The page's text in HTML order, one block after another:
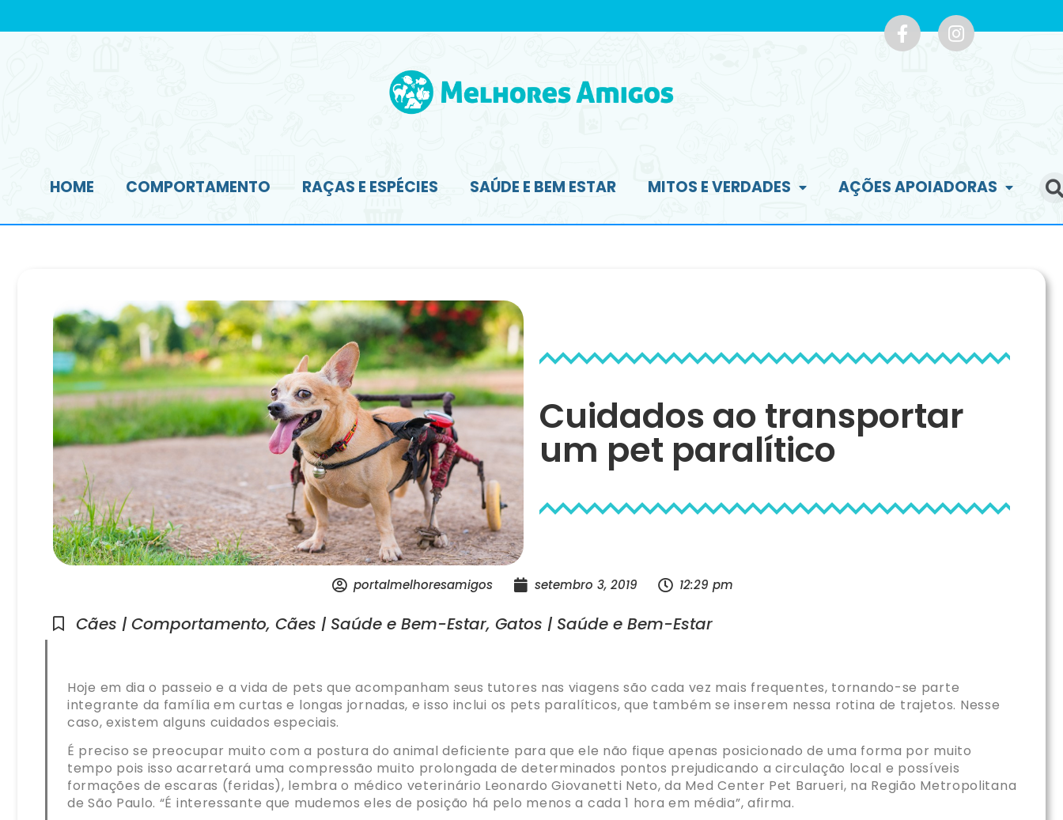
HOME COMPORTAMENTO RAÇAS E ESPÉCIES SAÚDE E BEM ESTAR MITOS E VERDADES AÇÕES APOIADORAS
Cuidados ao transportar
um pet paralítico
portalmelhoresamigos setembro 3, 2019 12:29 pm
Cães | Comportamento, Cães | Saúde e Bem-Estar, Gatos | Saúde e Bem-Estar
Hoje em dia o passeio e a vida de pets que acompanham seus tutores nas viagens são cada vez mais frequentes, tornando-se parte
integrante da família em curtas e longas jornadas, e isso inclui os pets paralíticos, que também se inserem nessa rotina de trajetos. Nesse
caso, existem alguns cuidados especiais.
É preciso se preocupar muito com a postura do animal deficiente para que ele não fique apenas posicionado de uma forma por muito
tempo pois isso acarretará uma compressão muito prolongada de determinados pontos prejudicando a circulação local e possíveis
formações de escaras (feridas), lembra o médico veterinário Leonardo Giovanetti Neto, da Med Center Pet Barueri, na Região Metropolitana
de São Paulo. “É interessante que mudemos eles de posição há pelo menos a cada 1 hora em média”, afirma.